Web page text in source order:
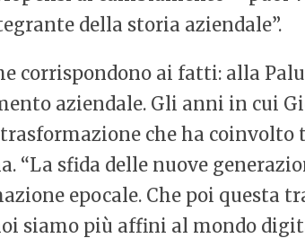
della storia aziendale”.
corrispondono ai fatti: alla
aziendale. Gli anni in cui
che ha coinvolto
“La sfida delle nuove
epocale. Che poi questa
siamo più affini al mondo